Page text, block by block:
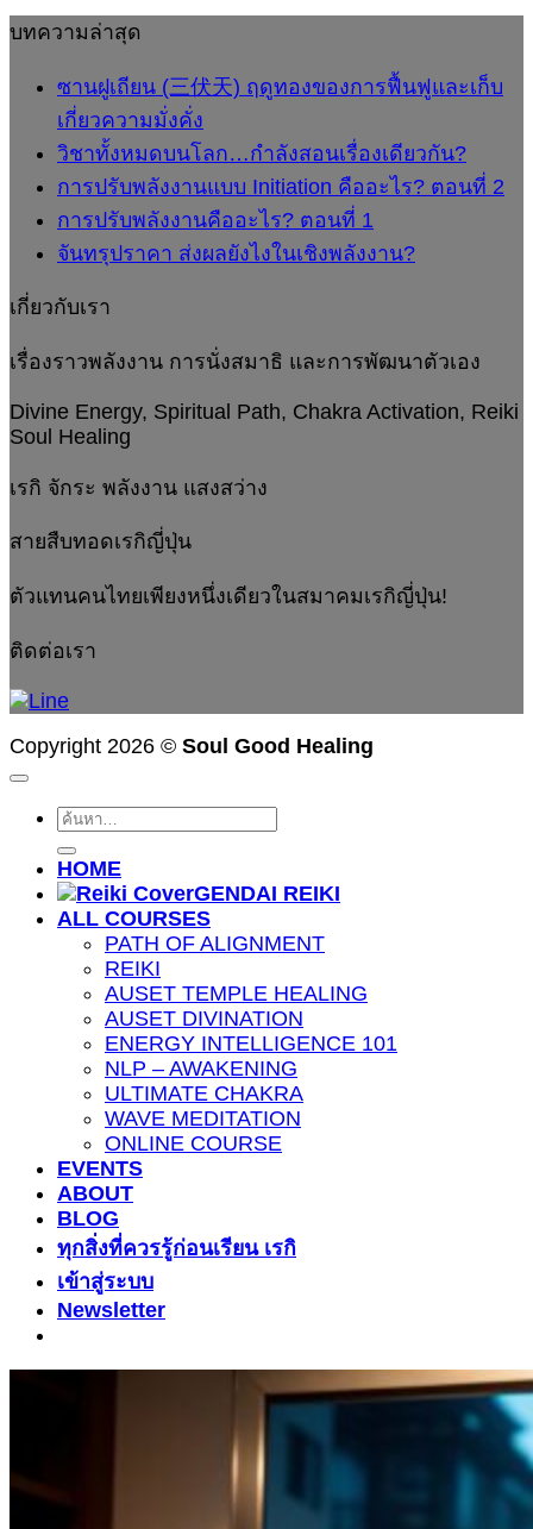
มั่งคั่ง
พลังงาน?
บทความล่าสุด
ซานฝูเถียน (三伏天) ฤดูทองของการฟื้นฟูและเก็บ
เกี่ยวความมั่งคั่ง
วิชาทั้งหมดบนโลก…กำลังสอนเรื่องเดียวกัน?
การปรับพลังงานแบบ Initiation คืออะไร? ตอนที่ 2
การปรับพลังงานคืออะไร? ตอนที่ 1
จันทรุปราคา ส่งผลยังไงในเชิงพลังงาน?
เกี่ยวกับเรา
เรื่องราวพลังงาน การนั่งสมาธิ และการพัฒนาตัวเอง
Divine Energy, Spiritual Path, Chakra Activation, Reiki
Soul Healing
เรกิ จักระ พลังงาน แสงสว่าง
สายสืบทอดเรกิญี่ปุ่น
ตัวแทนคนไทยเพียงหนึ่งเดียวในสมาคมเรกิญี่ปุ่น!
ติดต่อเรา
Copyright 2026 © Soul Good Healing
ค้นหา:
HOME
GENDAI REIKI
ALL COURSES
PATH OF ALIGNMENT
REIKI
AUSET TEMPLE HEALING
AUSET DIVINATION
ENERGY INTELLIGENCE 101
NLP – AWAKENING
ULTIMATE CHAKRA
WAVE MEDITATION
ONLINE COURSE
EVENTS
ABOUT
BLOG
ทุกสิ่งที่ควรรู้ก่อนเรียน เรกิ
เข้าสู่ระบบ
Newsletter